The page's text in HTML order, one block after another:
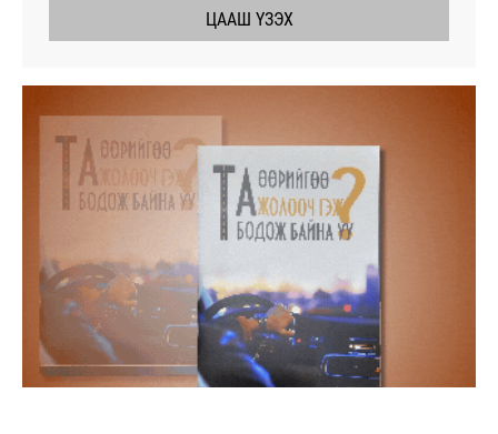
ЦААШ ҮЗЭХ